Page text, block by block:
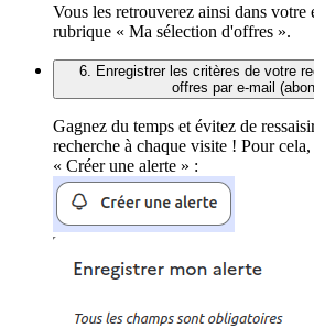
Vous les retrouverez ainsi dans votre
rubrique « Ma sélection d'offres ».
6. Enregistrer les critères de votre
offres par e-mail
Gagnez du temps et évitez de
recherche à chaque visite ! Pour
« Créer une alerte » :